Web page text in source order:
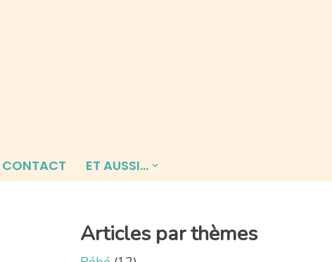
CONTACT ET AUSSI…
Articles par thèmes